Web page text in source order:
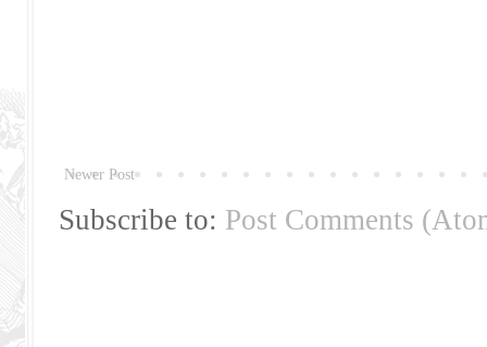
Newer Post
Subscribe to: Post Comments